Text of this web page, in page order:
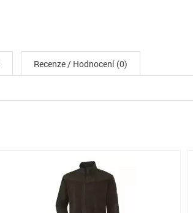
Recenze / Hodnocení (0)